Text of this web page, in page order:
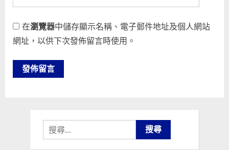
在瀏覽器中儲存顯示名稱、電子郵件地址及個人網站
網址，以供下次發佈留言時使用。
搜
尋